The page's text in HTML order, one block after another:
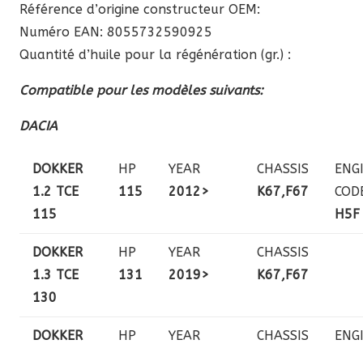
Référence d’origine constructeur OEM:
Numéro EAN: 8055732590925
Quantité d’huile pour la régénération (gr.) :
Compatible pour les modèles suivants:
DACIA
DOKKER
1.2 TCE
115
HP
115
YEAR
2012>
CHASSIS
K67,F67
H5F
DOKKER
1.3 TCE
130
HP
131
YEAR
2019>
CHASSIS
K67,F67
DOKKER
HP
YEAR
CHASSIS